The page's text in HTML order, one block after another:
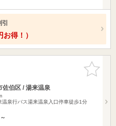
得！）
お気に入
りに追加
佐伯区 / 湯来温泉
温泉行バス湯来温泉入口停車徒歩1分